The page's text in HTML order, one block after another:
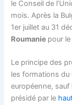
le Conseil de
mois. Après la
1er juillet au 31
Roumanie pour
Le principe des
les formations du
européenne,
présidé par le